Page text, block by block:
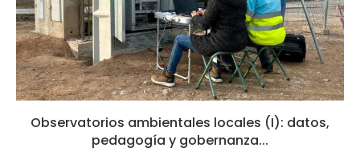
Observatorios ambientales locales (I): datos,
pedagogía y gobernanza...